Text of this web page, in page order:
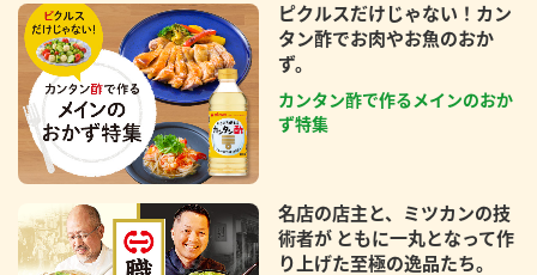
ピクルスだけじゃない！カン
タン酢でお肉やお魚のおか
ず。
カンタン酢で作るメインのおか
ず特集
名店の店主と、ミツカンの技
術者が ともに一丸となって作
り上げた至極の逸品たち。